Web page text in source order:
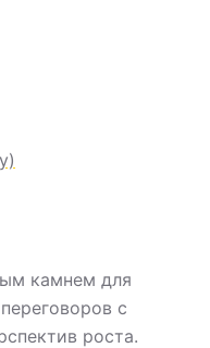
камнем для
с
роста.